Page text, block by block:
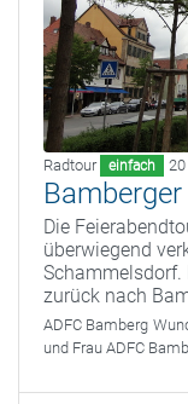
Radtour einfach
Die
überwiegend
Schammelsdorf.
zurück nach
ADFC Bamberg
und Frau ADFC